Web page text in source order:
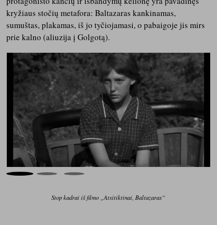
kryžiaus stočių metafora: Baltazaras kankinamas,
sumuštas, plakamas, iš jo tyčiojamasi, o pabaigoje jis mirs
prie kalno (aliuzija į Golgotą).
Stop kadrai iš filmo „Atsitiktinai, Baltazaras“